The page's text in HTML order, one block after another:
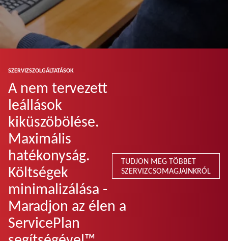
SZERVIZSZOLGÁLTATÁSOK
A nem tervezett
leállások
kiküszöbölése.
Maximális
hatékonyság.
Költségek
minimalizálása -
Maradjon az élen a
ServicePlan
TUDJON MEG TÖBBET
SZERVIZCSOMAGJAINKRÓL